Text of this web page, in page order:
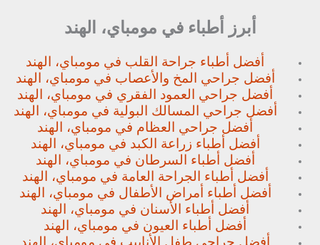
أبرز أطباء في مومباي، الهند
أفضل أطباء جراحة القلب في مومباي، الهند
أفضل جراحي المخ والأعصاب في مومباي، الهند
أفضل جراحي العمود الفقري في مومباي، الهند
أفضل جراحي المسالك البولية في مومباي، الهند
أفضل جراحي العظام في مومباي، الهند
أفضل أطباء زراعة الكبد في مومباي، الهند
أفضل أطباء السرطان في مومباي، الهند
أفضل أطباء الجراحة العامة في مومباي، الهند
أفضل أطباء أمراض الأطفال في مومباي، الهند
أفضل أطباء الأسنان في مومباي، الهند
أفضل أطباء العيون في مومباي، الهند